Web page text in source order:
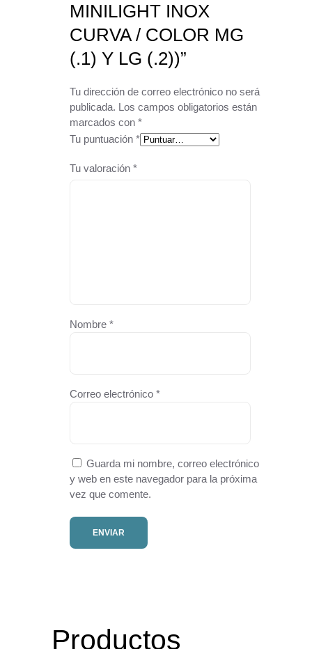
MINILIGHT INOX
CURVA / COLOR MG
(.1) Y LG (.2))”
Tu dirección de correo electrónico no será
publicada. Los campos obligatorios están
marcados con *
Tu puntuación *
Tu valoración *
Nombre *
Correo electrónico *
Guarda mi nombre, correo electrónico
y web en este navegador para la próxima
vez que comente.
Productos